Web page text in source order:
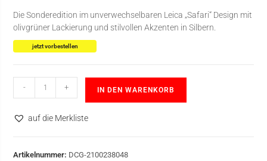
Die Sonderedition im unverwechselbaren Leica „Safari“ Design mit
olivgrüner Lackierung und stilvollen Akzenten in Silbern.
jetzt vorbestellen
- + IN DEN WARENKORB
auf die Merkliste
Artikelnummer: DCG-2100238048